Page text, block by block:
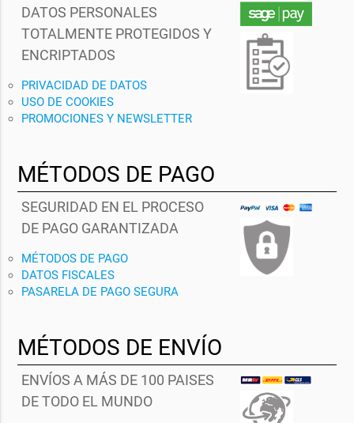
DATOS PERSONALES
TOTALMENTE PROTEGIDOS Y
ENCRIPTADOS
PRIVACIDAD DE DATOS
USO DE COOKIES
PROMOCIONES Y NEWSLETTER
MÉTODOS DE PAGO
SEGURIDAD EN EL PROCESO
DE PAGO GARANTIZADA
MÉTODOS DE PAGO
DATOS FISCALES
PASARELA DE PAGO SEGURA
MÉTODOS DE ENVÍO
ENVÍOS A MÁS DE 100 PAISES
DE TODO EL MUNDO